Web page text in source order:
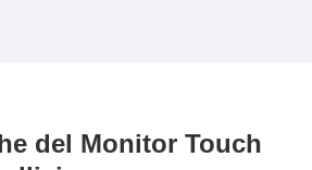
del Monitor Touch